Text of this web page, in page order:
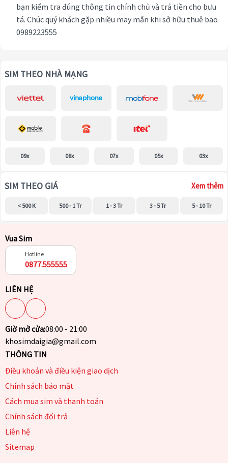
bạn kiểm tra đúng thông tin chính chủ và trả tiền cho bưu
tá. Chúc quý khách gặp nhiều may mắn khi sở hữu thuê bao
0989223555
SIM THEO NHÀ MẠNG
09x 08x 07x 05x 03x
SIM THEO GIÁ Xem thêm
< 500 K 500 - 1 Tr 1 - 3 Tr 3 - 5 Tr 5 - 10 Tr
Vua Sim
Hotline
0877.555555
LIÊN HỆ
Giờ mở cửa:08:00 - 21:00
khosimdaigia@gmail.com
THÔNG TIN
Điều khoản và điều kiện giao dịch
Chính sách bảo mật
Cách mua sim và thanh toán
Chính sách đổi trả
Liên hệ
Sitemap